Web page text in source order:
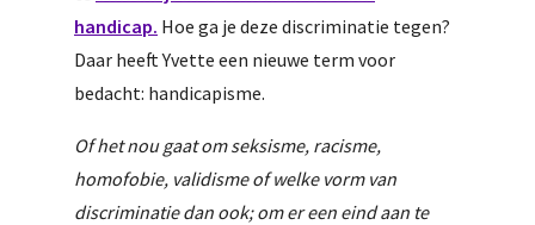
handicap. Hoe ga je deze discriminatie tegen?
Daar heeft Yvette een nieuwe term voor
bedacht: handicapisme.
Of het nou gaat om seksisme, racisme,
homofobie, validisme of welke vorm van
discriminatie dan ook; om er een eind aan te